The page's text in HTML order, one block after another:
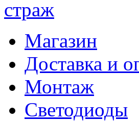
Магазин
Доставка и
Монтаж
Светодиоды